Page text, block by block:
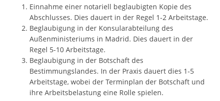
Einnahme einer notariell beglaubigten Kopie des
Abschlusses. Dies dauert in der Regel 1-2 Arbeitstage.
Beglaubigung in der Konsularabteilung des
Außenministeriums in Madrid. Dies dauert in der
Regel 5-10 Arbeitstage.
Beglaubigung in der Botschaft des
Bestimmungslandes. In der Praxis dauert dies 1-5
Arbeitstage, wobei der Terminplan der Botschaft und
ihre Arbeitsbelastung eine Rolle spielen.